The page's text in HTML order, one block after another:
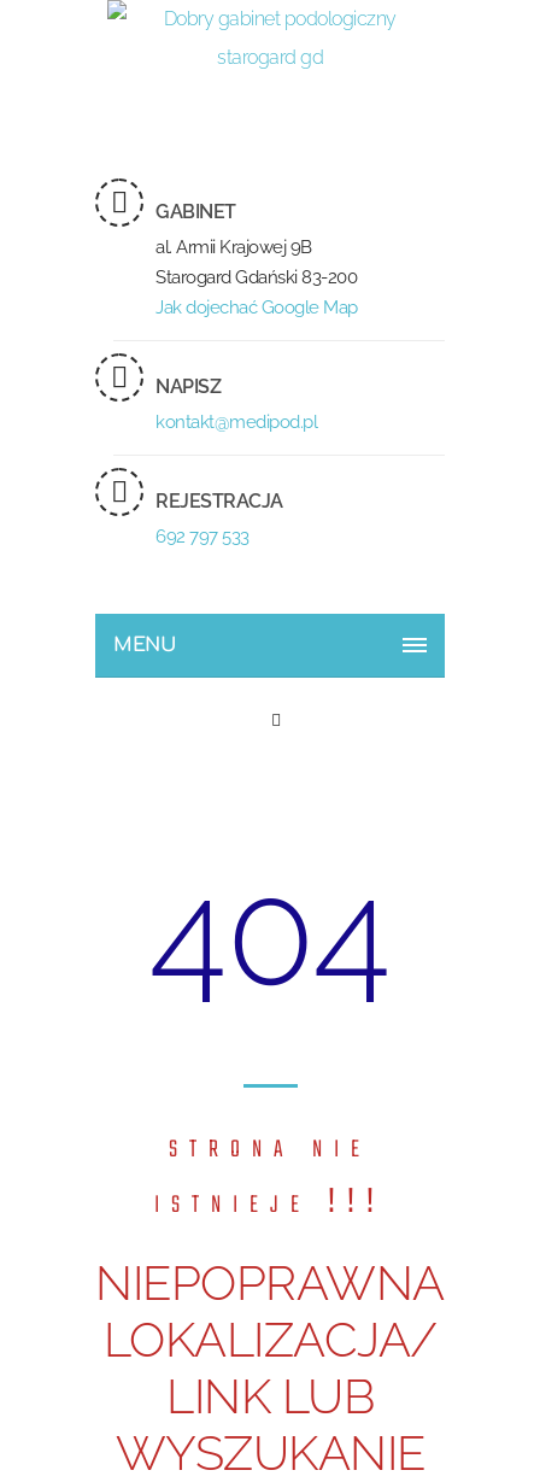
GABINET
al. Armii Krajowej 9B
Starogard Gdański 83-200
Jak dojechać Google Map
NAPISZ
kontakt@medipod.pl
REJESTRACJA
692 797 533
MENU
404
strona nie
istnieje !!!
NIEPOPRAWNA
LOKALIZACJA/
LINK LUB
WYSZUKANIE